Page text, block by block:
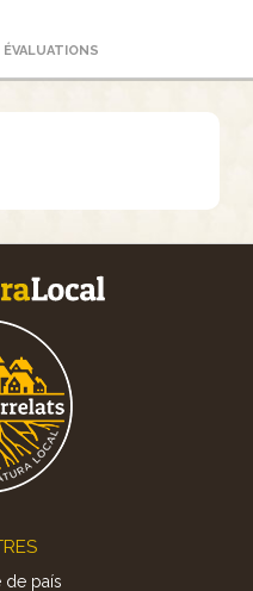
ÉVALUATIONS
de país